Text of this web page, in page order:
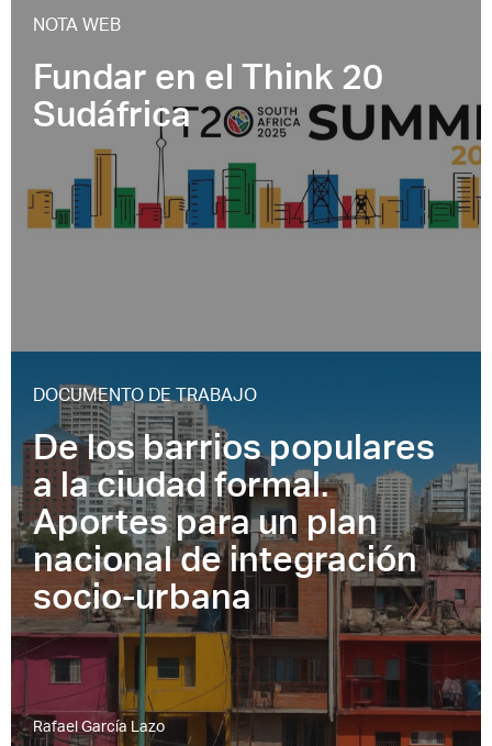
NOTA WEB
Fundar en el Think 20
Sudáfrica
DOCUMENTO DE TRABAJO
De los barrios populares
a la ciudad formal.
Aportes para un plan
nacional de integración
socio-urbana
Rafael García Lazo